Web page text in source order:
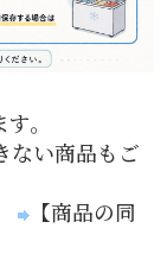
。
ない商品もご
【商品の同